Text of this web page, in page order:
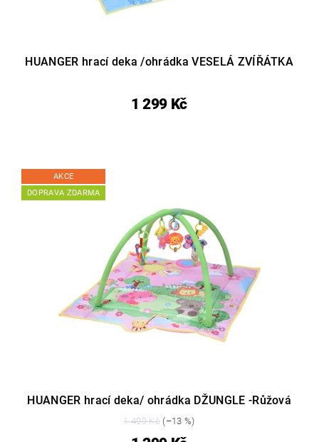
HUANGER hrací deka /ohrádka VESELÁ ZVÍŘÁTKA
1 299 Kč
AKCE
DOPRAVA ZDARMA
HUANGER hrací deka/ ohrádka DŽUNGLE -Růžová
1 499 Kč (–13 %)